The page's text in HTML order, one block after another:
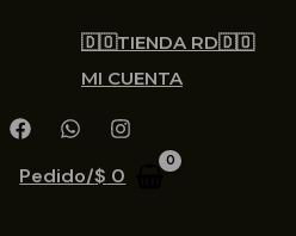
🇩🇴TIENDA RD🇩🇴
MI CUENTA
Pedido/$ 0